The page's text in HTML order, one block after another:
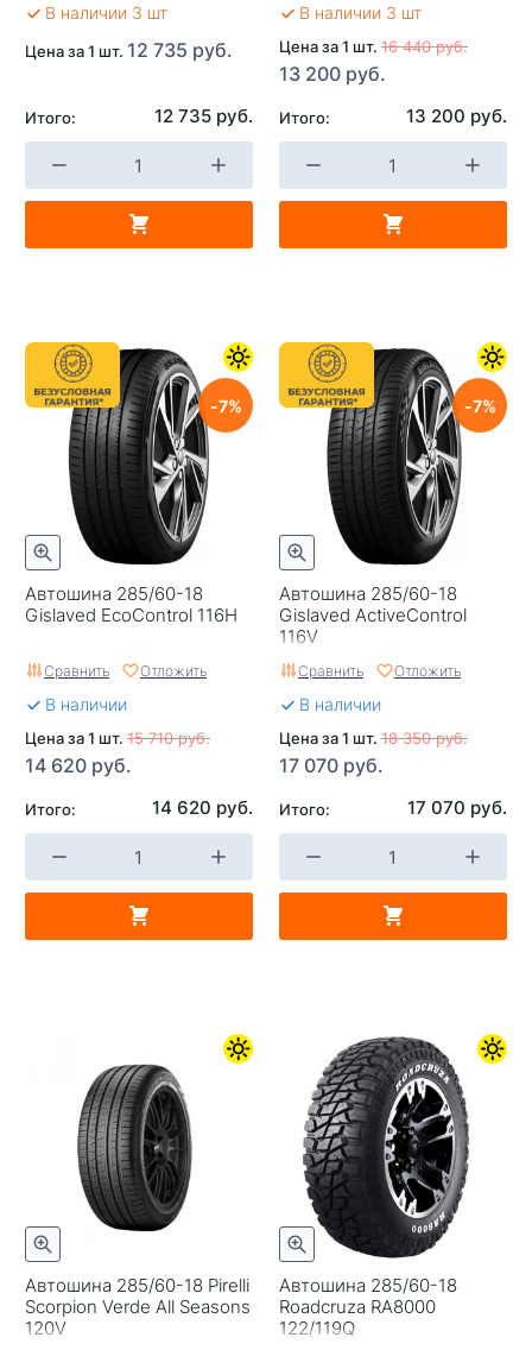
В наличии 3 шт
Цена за 1 шт. 12 735 руб.
Итого: 12 735 руб.
В наличии 3 шт
Цена за 1 шт. 16 440 руб.
13 200 руб.
Итого: 13 200 руб.
Автошина 285/60-18
Gislaved EcoControl 116H
7
Сравнить Отложить
В наличии
Цена за 1 шт. 15 710 руб.
14 620 руб.
Итого: 14 620 руб.
Автошина 285/60-18
Gislaved ActiveControl
116V
7
Сравнить Отложить
В наличии
Цена за 1 шт. 18 350 руб.
17 070 руб.
Итого: 17 070 руб.
Автошина 285/60-18 Pirelli
Scorpion Verde All Seasons
120V
Автошина 285/60-18
Roadcruza RA8000
122/119Q